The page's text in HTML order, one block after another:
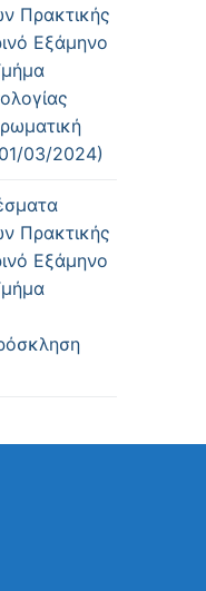
Πρακτικής
Εξάμηνο
03/2024)
Πρακτικής
Εξάμηνο